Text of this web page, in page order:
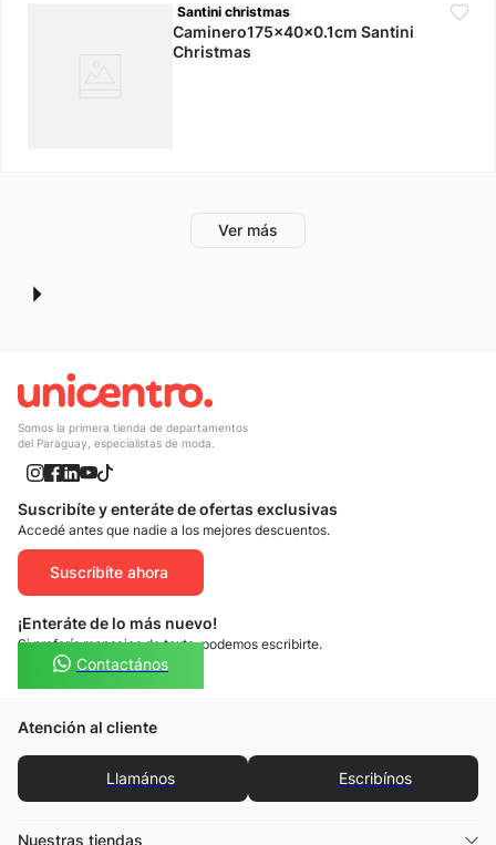
Santini christmas
Caminero175x40x0.1cm Santini
Christmas
Somos la primera tienda de departamentos
del Paraguay, especialistas de moda.
Suscribíte y enteráte de ofertas exclusivas
Accedé antes que nadie a los mejores descuentos.
Suscribíte ahora
¡Enteráte de lo más nuevo!
Si preferís mensajes de texto, podemos escribirte.
Contactános
Atención al cliente
Llamános Escribínos
Nuestras tiendas